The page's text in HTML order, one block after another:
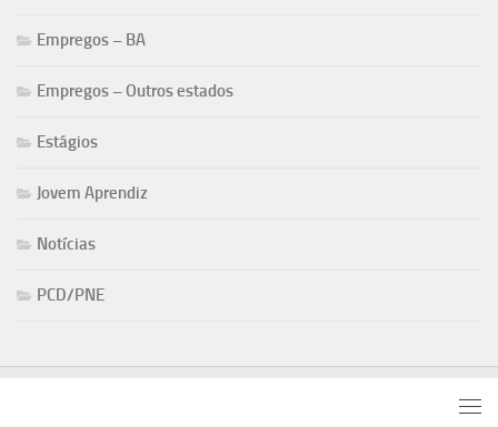
Empregos – BA
Empregos – Outros estados
Estágios
Jovem Aprendiz
Notícias
PCD/PNE